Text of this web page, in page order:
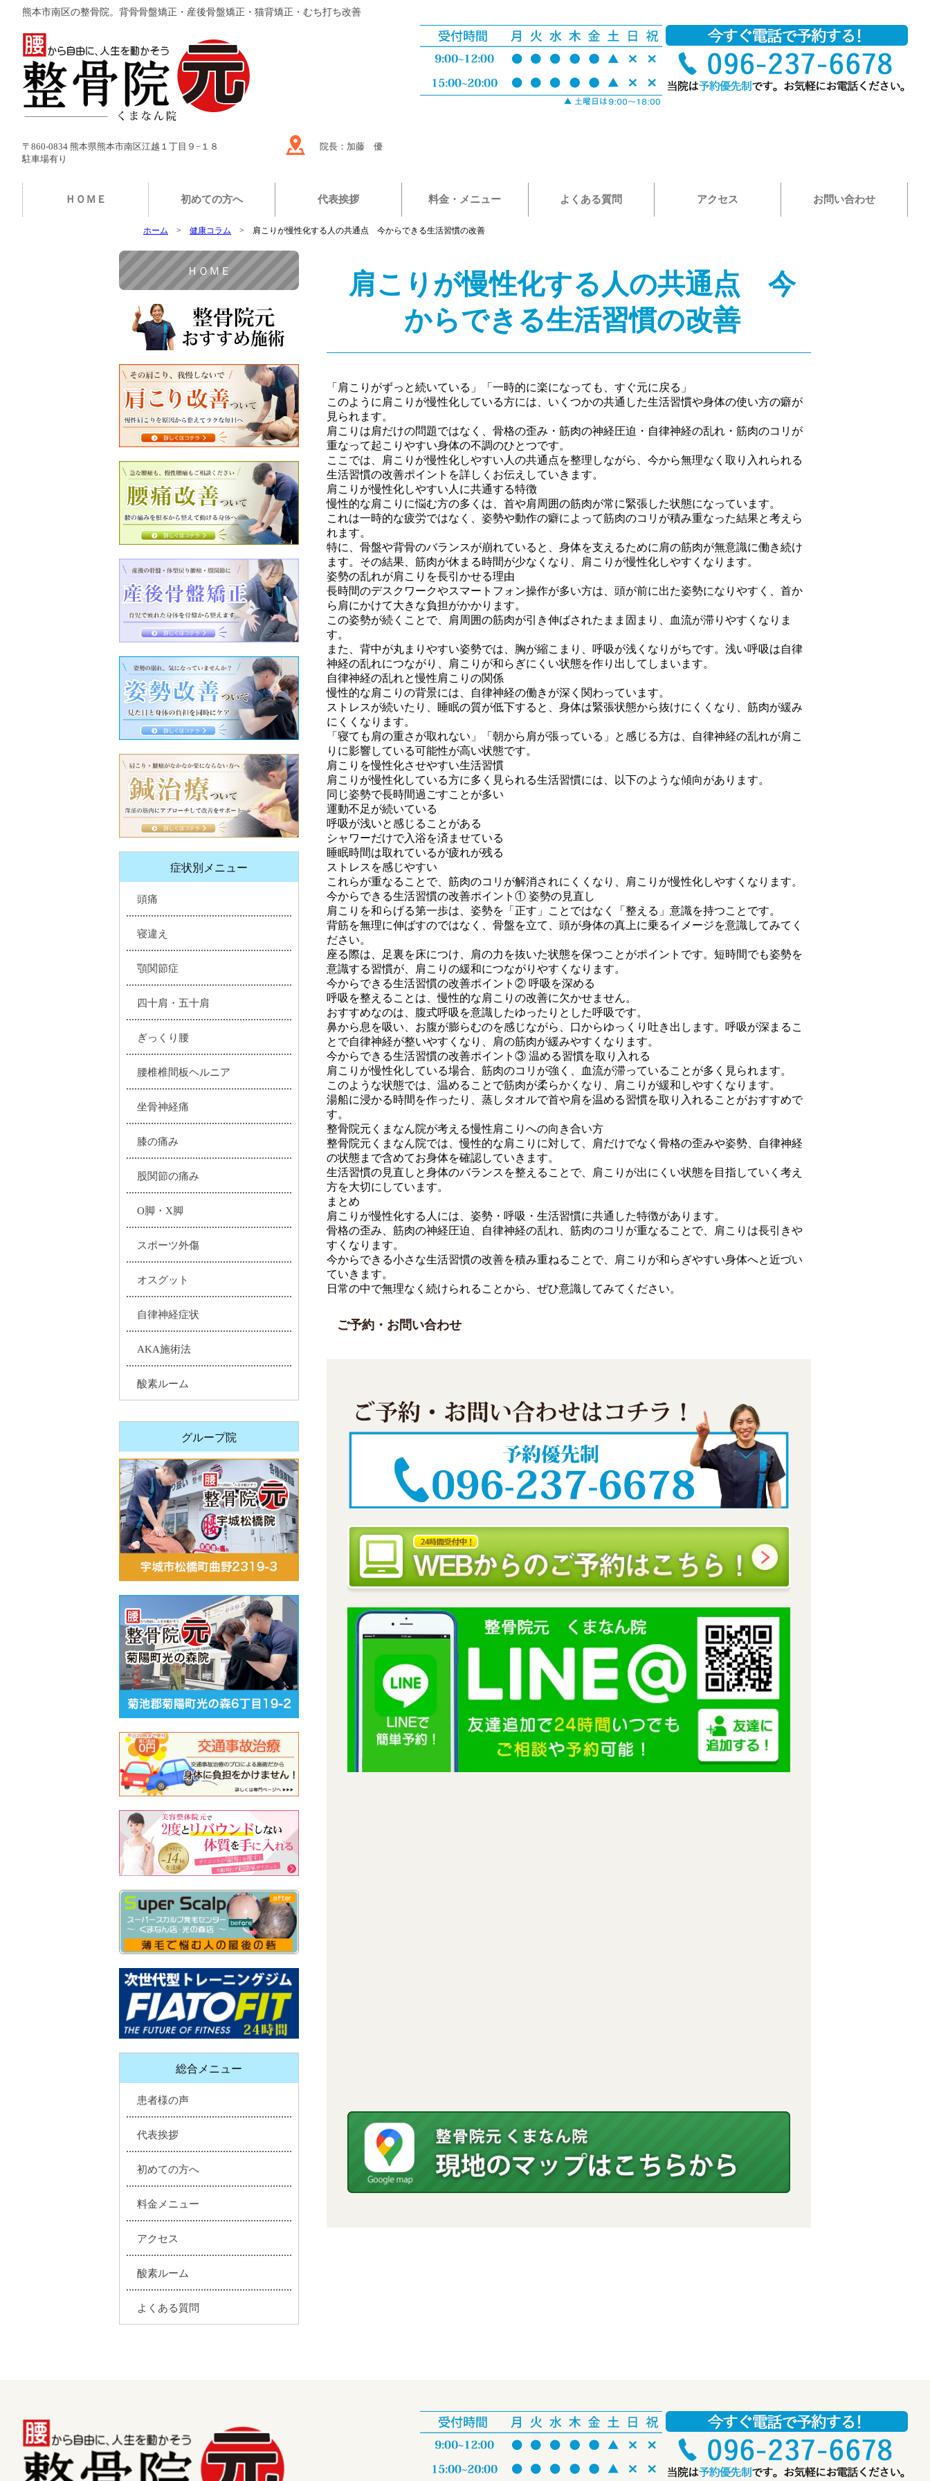
熊本市南区の整骨院。背骨骨盤矯正・産後骨盤矯正・猫背矯正・むち打ち改善
〒860-0834 熊本県熊本市南区江越１丁目９−１８
駐車場有り
院長：加藤 優
ＨＯＭＥ 初めての方へ 代表挨拶 料金・メニュー よくある質問 アクセス お問い合わせ
ホーム 健康コラム 肩こりが慢性化する人の共通点 今からできる生活習慣の改善
肩こりが慢性化する人の共通点 今
からできる生活習慣の改善
「肩こりがずっと続いている」「一時的に楽になっても、すぐ元に戻る」
このように肩こりが慢性化している方には、いくつかの共通した生活習慣や身体の使い方の癖が
見られます。
肩こりは肩だけの問題ではなく、骨格の歪み・筋肉の神経圧迫・自律神経の乱れ・筋肉のコリが
重なって起こりやすい身体の不調のひとつです。
ここでは、肩こりが慢性化しやすい人の共通点を整理しながら、今から無理なく取り入れられる
生活習慣の改善ポイントを詳しくお伝えしていきます。
肩こりが慢性化しやすい人に共通する特徴
慢性的な肩こりに悩む方の多くは、首や肩周囲の筋肉が常に緊張した状態になっています。
これは一時的な疲労ではなく、姿勢や動作の癖によって筋肉のコリが積み重なった結果と考えら
れます。
特に、骨盤や背骨のバランスが崩れていると、身体を支えるために肩の筋肉が無意識に働き続け
ます。その結果、筋肉が休まる時間が少なくなり、肩こりが慢性化しやすくなります。
姿勢の乱れが肩こりを長引かせる理由
長時間のデスクワークやスマートフォン操作が多い方は、頭が前に出た姿勢になりやすく、首か
ら肩にかけて大きな負担がかかります。
この姿勢が続くことで、肩周囲の筋肉が引き伸ばされたまま固まり、血流が滞りやすくなりま
す。
また、背中が丸まりやすい姿勢では、胸が縮こまり、呼吸が浅くなりがちです。浅い呼吸は自律
神経の乱れにつながり、肩こりが和らぎにくい状態を作り出してしまいます。
自律神経の乱れと慢性肩こりの関係
慢性的な肩こりの背景には、自律神経の働きが深く関わっています。
ストレスが続いたり、睡眠の質が低下すると、身体は緊張状態から抜けにくくなり、筋肉が緩み
にくくなります。
「寝ても肩の重さが取れない」「朝から肩が張っている」と感じる方は、自律神経の乱れが肩こ
りに影響している可能性が高い状態です。
肩こりを慢性化させやすい生活習慣
肩こりが慢性化している方に多く見られる生活習慣には、以下のような傾向があります。
同じ姿勢で長時間過ごすことが多い
運動不足が続いている
呼吸が浅いと感じることがある
シャワーだけで入浴を済ませている
睡眠時間は取れているが疲れが残る
ストレスを感じやすい
これらが重なることで、筋肉のコリが解消されにくくなり、肩こりが慢性化しやすくなります。
今からできる生活習慣の改善ポイント① 姿勢の見直し
肩こりを和らげる第一歩は、姿勢を「正す」ことではなく「整える」意識を持つことです。
背筋を無理に伸ばすのではなく、骨盤を立て、頭が身体の真上に乗るイメージを意識してみてく
ださい。
座る際は、足裏を床につけ、肩の力を抜いた状態を保つことがポイントです。短時間でも姿勢を
意識する習慣が、肩こりの緩和につながりやすくなります。
今からできる生活習慣の改善ポイント② 呼吸を深める
呼吸を整えることは、慢性的な肩こりの改善に欠かせません。
おすすめなのは、腹式呼吸を意識したゆったりとした呼吸です。
鼻から息を吸い、お腹が膨らむのを感じながら、口からゆっくり吐き出します。呼吸が深まるこ
とで自律神経が整いやすくなり、肩の筋肉が緩みやすくなります。
今からできる生活習慣の改善ポイント③ 温める習慣を取り入れる
肩こりが慢性化している場合、筋肉のコリが強く、血流が滞っていることが多く見られます。
このような状態では、温めることで筋肉が柔らかくなり、肩こりが緩和しやすくなります。
湯船に浸かる時間を作ったり、蒸しタオルで首や肩を温める習慣を取り入れることがおすすめで
す。
整骨院元くまなん院が考える慢性肩こりへの向き合い方
整骨院元くまなん院では、慢性的な肩こりに対して、肩だけでなく骨格の歪みや姿勢、自律神経
の状態まで含めてお身体を確認していきます。
生活習慣の見直しと身体のバランスを整えることで、肩こりが出にくい状態を目指していく考え
方を大切にしています。
まとめ
肩こりが慢性化する人には、姿勢・呼吸・生活習慣に共通した特徴があります。
骨格の歪み、筋肉の神経圧迫、自律神経の乱れ、筋肉のコリが重なることで、肩こりは長引きや
すくなります。
今からできる小さな生活習慣の改善を積み重ねることで、肩こりが和らぎやすい身体へと近づい
ていきます。
日常の中で無理なく続けられることから、ぜひ意識してみてください。
ご予約・お問い合わせ
ＨＯＭＥ
症状別メニュー
頭痛
寝違え
顎関節症
四十肩・五十肩
ぎっくり腰
腰椎椎間板ヘルニア
坐骨神経痛
膝の痛み
股関節の痛み
O脚・X脚
スポーツ外傷
オスグット
自律神経症状
AKA施術法
酸素ルーム
グループ院
総合メニュー
患者様の声
代表挨拶
初めての方へ
料金メニュー
アクセス
酸素ルーム
よくある質問